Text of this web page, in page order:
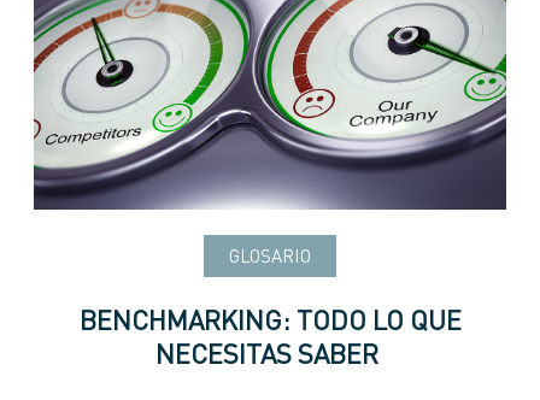
GLOSARIO
BENCHMARKING: TODO LO QUE
NECESITAS SABER